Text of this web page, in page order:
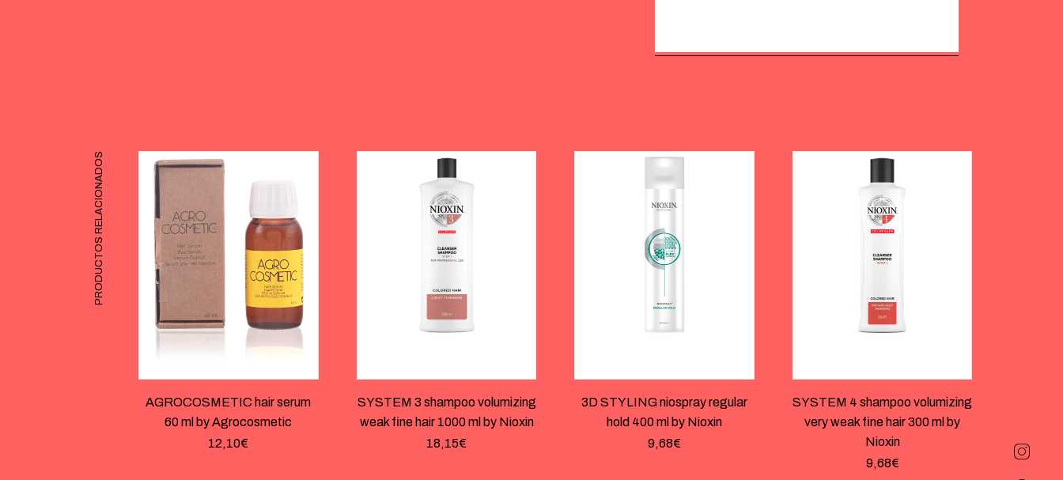
PRODUCTOS RELACIONADOS
AGROCOSMETIC hair serum
60 ml by Agrocosmetic
12,10€
SYSTEM 3 shampoo volumizing
weak fine hair 1000 ml by Nioxin
18,15€
3D STYLING niospray regular
hold 400 ml by Nioxin
9,68€
SYSTEM 4 shampoo volumizing
very weak fine hair 300 ml by
Nioxin
9,68€